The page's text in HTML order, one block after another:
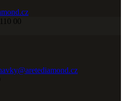
00